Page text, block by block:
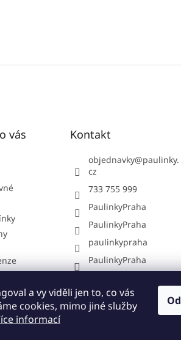
a vy viděli jen to, co vás
cookies, mimo jiné služby
informací
vás Kontakt
objednavky@paulinky.
cz
733 755 999
PaulinkyPraha
PaulinkyPraha
paulinkypraha
PaulinkyPraha